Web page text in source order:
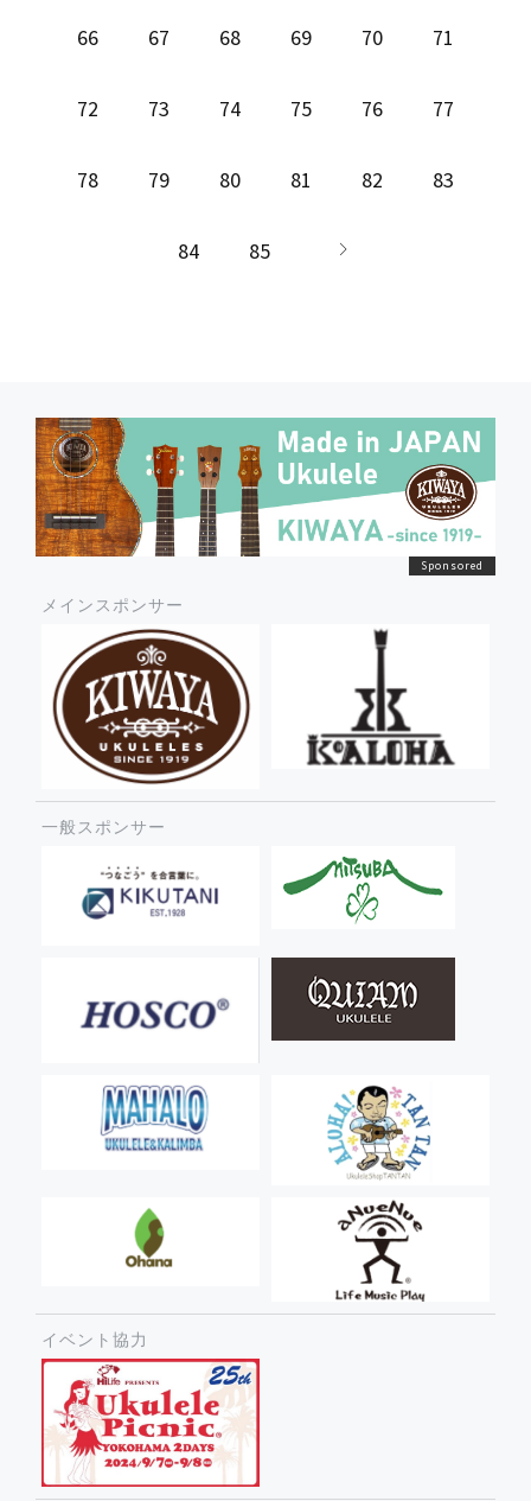
66 67 68 69 70 71
72 73 74 75 76 77
78 79 80 81 82 83
84 85
メインスポンサー
一般スポンサー
イベント協力